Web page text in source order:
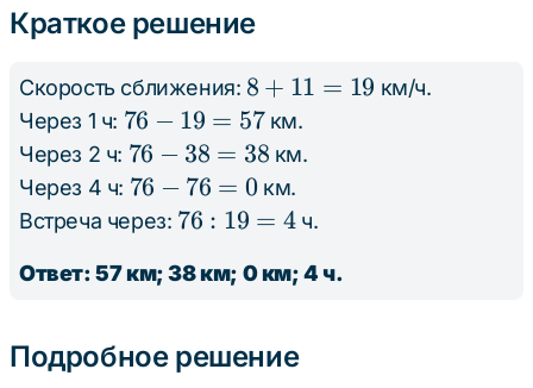
Краткое решение
Скорость сближения: 8
+
11
=
19
8 + 11 = 19 км/ч.
Через 1 ч: 76
-
19
=
57
76 − 19 = 57км.
Через 2 ч: 76
-
38
38
76 − 38 = 38 км.
Через 4 ч: 76
-
=
76 − 76 = 0км.
Встреча через: 76
19
4
76 : 19 = 4ч.
Ответ: 57 км; 38 км; 0 км; 4 ч.
Подробное решение